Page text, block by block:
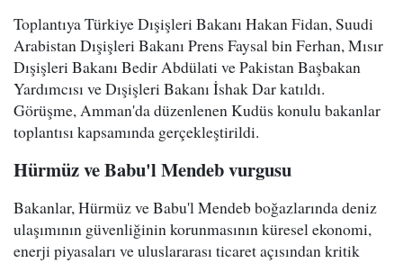
Toplantıya Türkiye Dışişleri Bakanı Hakan Fidan, Suudi
Arabistan Dışişleri Bakanı Prens Faysal bin Ferhan, Mısır
Dışişleri Bakanı Bedir Abdülati ve Pakistan Başbakan
Yardımcısı ve Dışişleri Bakanı İshak Dar katıldı.
Görüşme, Amman'da düzenlenen Kudüs konulu bakanlar
toplantısı kapsamında gerçekleştirildi.
Hürmüz ve Babu'l Mendeb vurgusu
Bakanlar, Hürmüz ve Babu'l Mendeb boğazlarında deniz
ulaşımının güvenliğinin korunmasının küresel ekonomi,
enerji piyasaları ve uluslararası ticaret açısından kritik